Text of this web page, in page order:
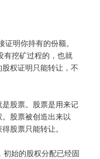
明你持有的份额。
有挖矿过程的，也就
权证明只能转让，不
股票。股票是用来记
股票被创造出来以
股票只能转让。
始的股权分配已经固